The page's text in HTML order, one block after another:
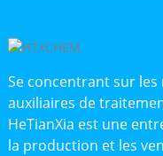
Se concentrant sur
auxiliaires de
HeTianXia est une
la production et les